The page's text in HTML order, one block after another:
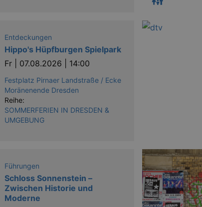
Entdeckungen
Hippo's Hüpfburgen Spielpark
Fr | 07.08.2026 | 14:00
Festplatz Pirnaer Landstraße / Ecke
Moränenende Dresden
Reihe:
SOMMERFERIEN IN DRESDEN &
UMGEBUNG
Führungen
Schloss Sonnenstein –
Zwischen Historie und
Moderne